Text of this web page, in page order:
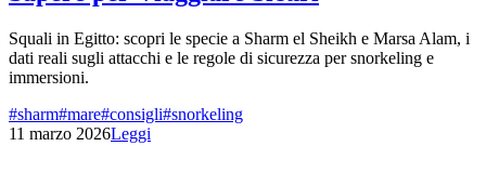
Squali in Egitto: scopri le specie a Sharm el Sheikh e Marsa Alam, i
dati reali sugli attacchi e le regole di sicurezza per snorkeling e
immersioni.
#sharm#mare#consigli#snorkeling
11 marzo 2026Leggi